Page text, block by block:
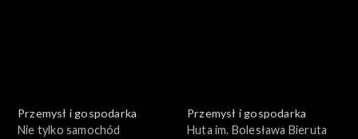
Przemysł i gospodarka
Nie tylko samochód
Przemysł i gospodarka
Huta im. Bolesława Bieruta